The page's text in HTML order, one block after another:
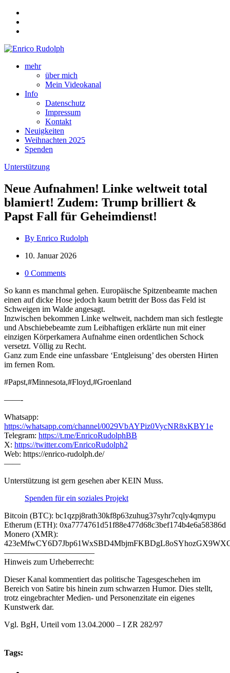
mehr
über mich
Mein Videokanal
Info
Datenschutz
Impressum
Kontakt
Neuigkeiten
Weihnachten 2025
Spenden
Unterstützung
Neue Aufnahmen! Linke weltweit total
blamiert! Zudem: Trump brilliert &
Papst Fall für Geheimdienst!
By Enrico Rudolph
10. Januar 2026
0 Comments
So kann es manchmal gehen. Europäische Spitzenbeamte machen
einen auf dicke Hose jedoch kaum betritt der Boss das Feld ist
Schweigen im Walde angesagt.
Inzwischen bekommen Linke weltweit, nachdem man sich festlegte
und Abschiebebeamte zum Leibhaftigen erklärte nun mit einer
einzigen Körperkamera Aufnahme einen ordentlichen Schock
versetzt. Völlig zu Recht.
Ganz zum Ende eine unfassbare ‘Entgleisung’ des obersten Hirten
im fernen Rom.
#Papst,#Minnesota,#Floyd,#Groenland
——-
Whatsapp:
https://whatsapp.com/channel/0029VbAYPiz0VycNR8xKBY1e
Telegram: https://t.me/EnricoRudolphBB
X: https://twitter.com/EnricoRudolph2
Web: https://enrico-rudolph.de/
——
Unterstützung ist gern gesehen aber KEIN Muss.
Spenden für ein soziales Projekt
Bitcoin (BTC): bc1qzpj8rath30kf8p63zuhug37syhr7cqly4qmypu
Etherum (ETH): 0xa7774761d51f88e477d68c3bef174b4e6a58386d
Monero (XMR):
———————————
Hinweis zum Urheberrecht:
Dieser Kanal kommentiert das politische Tagesgeschehen im
Bereich von Satire bis hinein zum schwarzen Humor. Dies stellt,
trotz eingebrachter Medien- und Personenzitate ein eigenes
Kunstwerk dar.
Vgl. BgH, Urteil vom 13.04.2000 – I ZR 282/97
Tags: